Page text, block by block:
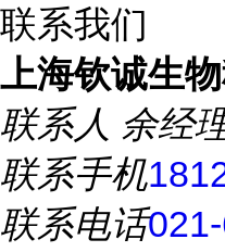
联系我们
上海钦诚生
联系人 余经
联系手机
联系电话